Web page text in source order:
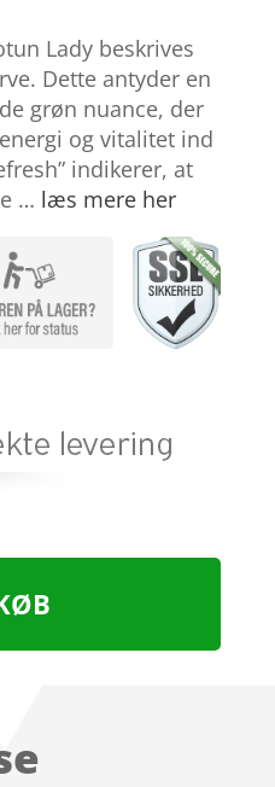
Lady beskrives
Dette antyder en
grøn nuance, der
og vitalitet ind
indikerer, at
… læs mere her